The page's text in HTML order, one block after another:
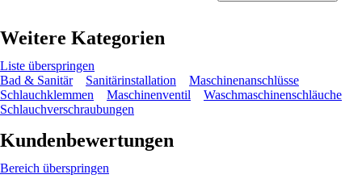
Weitere Kategorien
Liste überspringen
Bad & Sanitär
Sanitärinstallation
Maschinenanschlüsse
Schlauchklemmen
Maschinenventil
Waschmaschinenschläuche
Schlauchverschraubungen
Kundenbewertungen
Bereich überspringen